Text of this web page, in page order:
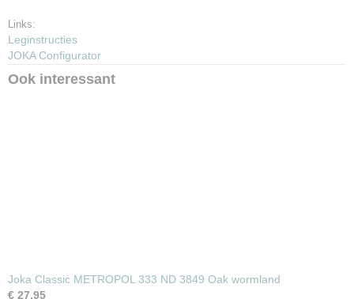
Links:
Leginstructies
JOKA Configurator
Ook interessant
Joka Classic METROPOL 333 ND 3849 Oak wormland
€ 27,95